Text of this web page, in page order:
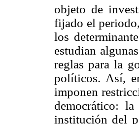
objeto de
fijado el
los
estudian
reglas para la
políticos. Así,
imponen
democrático:
institución del